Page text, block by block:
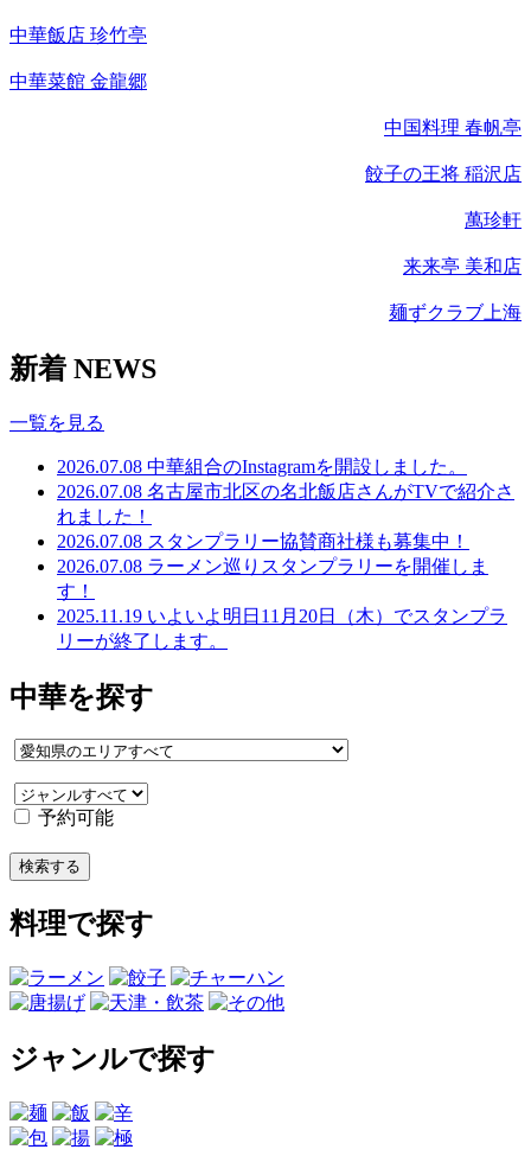
中華飯店 珍竹亭
中華菜館 金龍郷
中国料理 春帆亭
餃子の王将 稲沢店
萬珍軒
来来亭 美和店
麺ずクラブ上海
新着 NEWS
一覧を見る
2026.07.08 中華組合のInstagramを開設しました。
2026.07.08 名古屋市北区の名北飯店さんがTVで紹介さ
れました！
2026.07.08 スタンプラリー協賛商社様も募集中！
2026.07.08 ラーメン巡りスタンプラリーを開催しま
す！
2025.11.19 いよいよ明日11月20日（木）でスタンプラ
リーが終了します。
中華を探す
予約可能
料理で探す
ジャンルで探す